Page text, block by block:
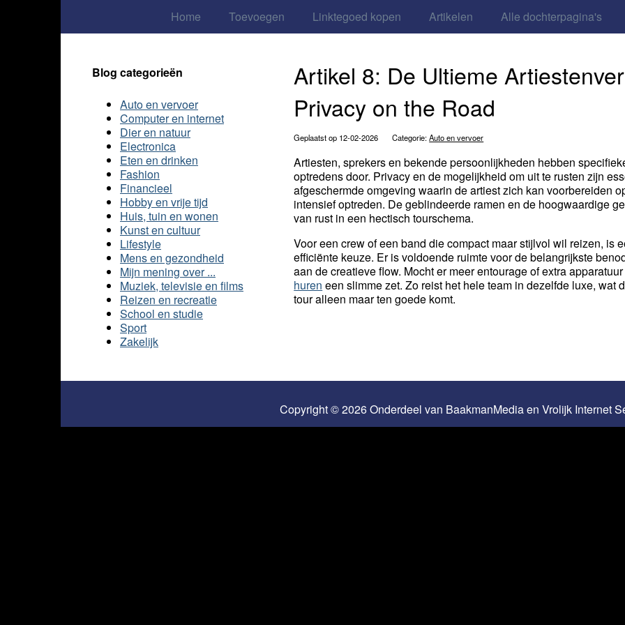
Home Toevoegen Linktegoed kopen Artikelen Alle dochterpagina's
Artikel 8: De Ultieme
Privacy on the Road
Geplaatst op 12-02-2026 Categorie:Auto en vervoer
Artiesten, sprekers en bekende persoonlijkheden hebben
optredens door. Privacy en de mogelijkheid om uit te rusten zijn
afgeschermde omgeving waarin de artiest zich kan voorbereiden
intensief optreden. De geblindeerde ramen en de hoogwaardige
van rust in een hectisch tourschema.
Voor een crew of een band die compact maar stijlvol wil reizen, is
efficiënte keuze. Er is voldoende ruimte voor de belangrijkste
aan de creatieve flow. Mocht er meer entourage of extra
huren een slimme zet. Zo reist het hele team in dezelfde luxe,
tour alleen maar ten goede komt.
Blog categorieën
Auto en vervoer
Computer en internet
Dier en natuur
Electronica
Eten en drinken
Fashion
Financieel
Hobby en vrije tijd
Huis, tuin en wonen
Kunst en cultuur
Lifestyle
Mens en gezondheid
Mijn mening over ...
Muziek, televisie en films
Reizen en recreatie
School en studie
Sport
Zakelijk
Copyright © 2026 Onderdeel van BaakmanMediaen Vrolijk Internet